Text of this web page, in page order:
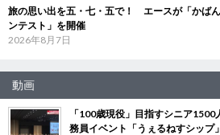
旅の思い出を五・七・五で！ エースが「かば
ンテスト」を開催
2026年8月7日
動画
「100歳現役」目指すシニア
務員イベント「うぇるねすシップ」